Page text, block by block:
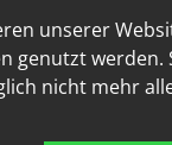
unserer
genutzt werden.
nicht mehr